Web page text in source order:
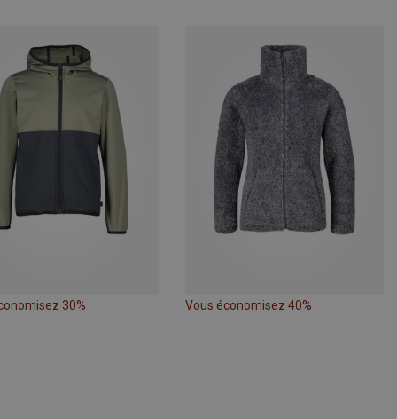
30% Vous économisez 40%